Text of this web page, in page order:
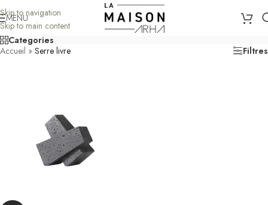
Skip to navigation
Skip to main content
MENU
Categories
Accueil » Serre livre Filtres